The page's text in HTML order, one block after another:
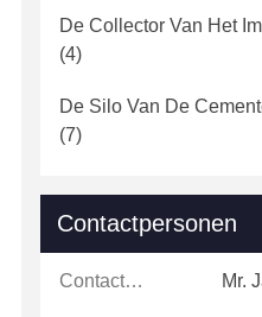
De Collector Van Het
(4)
De Silo Van De
(7)
Contactpersonen
Contactpersonen: Mr.